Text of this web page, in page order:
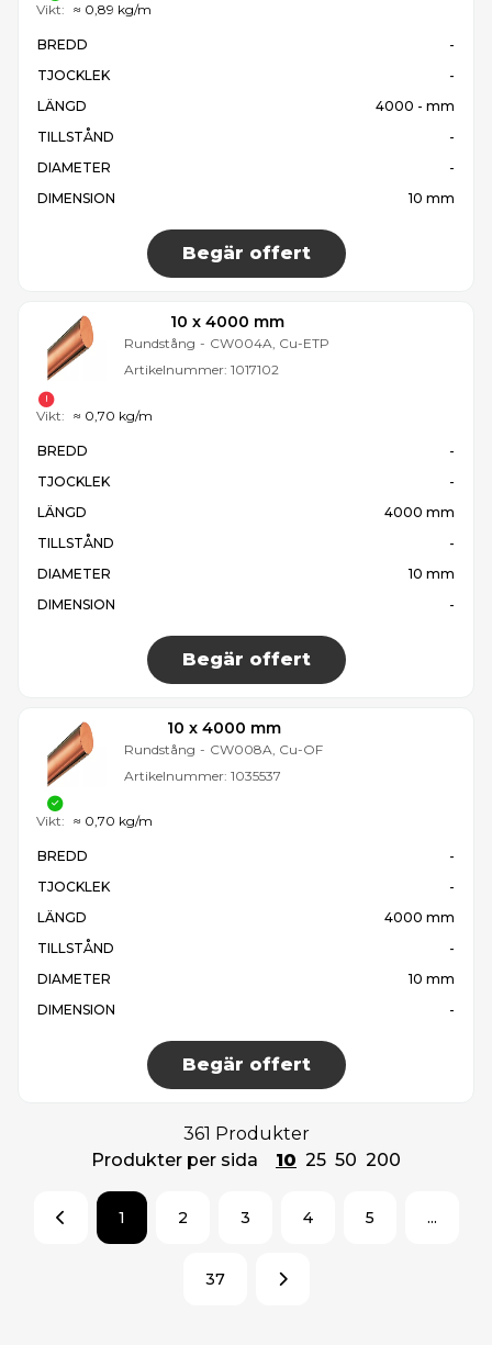
BREDD
-
TJOCKLEK
-
LÄNGD
4000 - mm
TILLSTÅND
-
DIAMETER
-
DIMENSION
10 mm
Begär offert
Vikt: ≈ 0,89 kg/m
10 x 4000 mm
Rundstång - CW004A, Cu-ETP
Artikelnummer: 1017102
BREDD
-
TJOCKLEK
-
LÄNGD
4000 mm
TILLSTÅND
-
DIAMETER
10 mm
DIMENSION
-
Begär offert
Vikt: ≈ 0,70 kg/m
10 x 4000 mm
Rundstång - CW008A, Cu-OF
Artikelnummer: 1035537
BREDD
-
TJOCKLEK
-
LÄNGD
4000 mm
TILLSTÅND
-
DIAMETER
10 mm
DIMENSION
-
Begär offert
Vikt: ≈ 0,70 kg/m
361 Produkter
Produkter per sida
10 25 50 200
1 2 3 4 5 ...
37